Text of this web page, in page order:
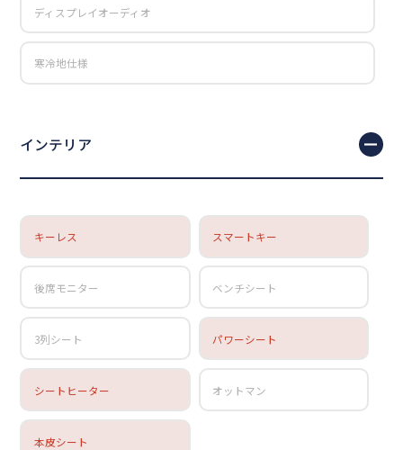
ディスプレイオーディオ
寒冷地仕様
インテリア
キーレス スマートキー
後席モニター ベンチシート
3列シート パワーシート
シートヒーター オットマン
本皮シート